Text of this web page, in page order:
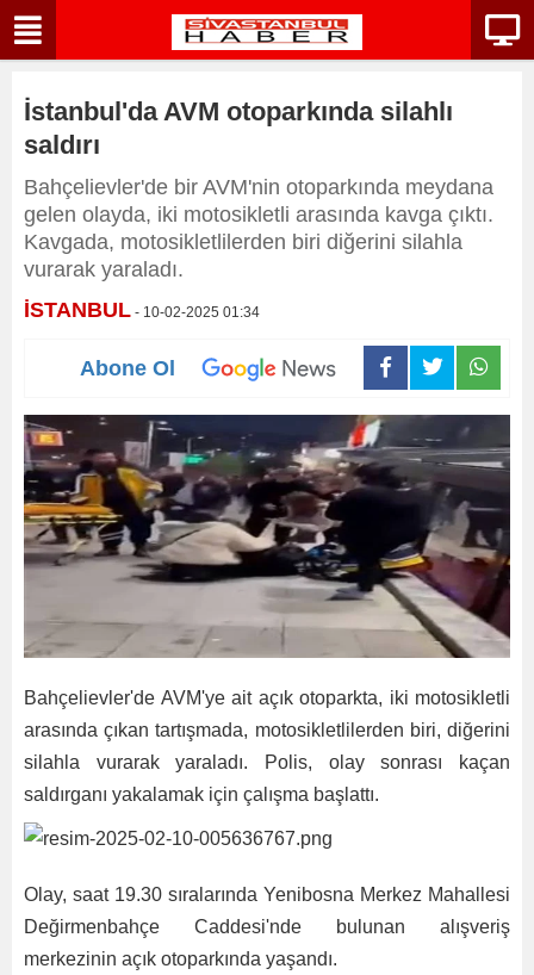
İstanbul'da AVM otoparkında silahlı
saldırı
Bahçelievler'de bir AVM'nin otoparkında meydana
gelen olayda, iki motosikletli arasında kavga çıktı.
Kavgada, motosikletlilerden biri diğerini silahla
vurarak yaraladı.
İSTANBUL - 10-02-2025 01:34
Abone Ol
Bahçelievler'de AVM'ye ait açık otoparkta, iki motosikletli
arasında çıkan tartışmada, motosikletlilerden biri, diğerini
silahla vurarak yaraladı. Polis, olay sonrası kaçan
saldırganı yakalamak için çalışma başlattı.
Olay, saat 19.30 sıralarında Yenibosna Merkez Mahallesi
Değirmenbahçe Caddesi'nde bulunan alışveriş
merkezinin açık otoparkında yaşandı.